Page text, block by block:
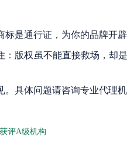
是通行证，为你的品牌开
版权虽不能直接救场，却
具体问题请咨询专业代理
评A级机构